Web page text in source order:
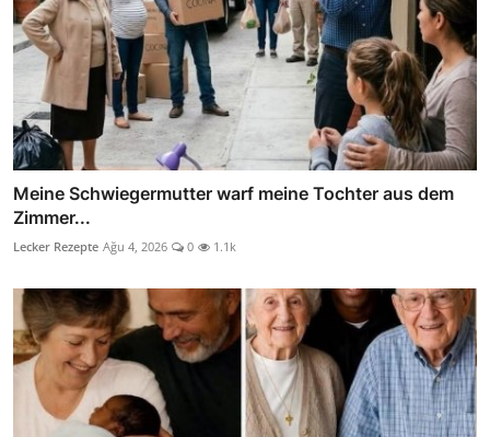
Meine Schwiegermutter warf meine Tochter aus dem
Zimmer...
Lecker Rezepte Ağu 4, 2026 0 1.1k